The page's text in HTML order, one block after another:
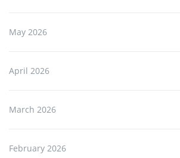
May 2026
April 2026
March 2026
February 2026